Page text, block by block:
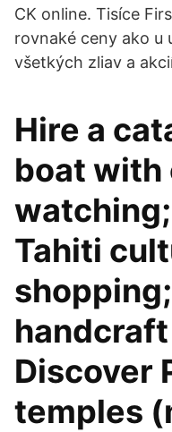
CK online. Tisíce
rovnaké ceny ako u
všetkých zliav a
Hire a
boat with
Tahiti
Discover
temples